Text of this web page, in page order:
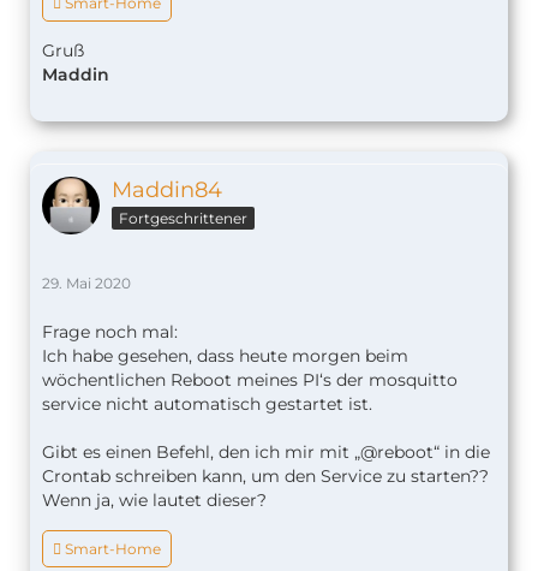
Gruß
Maddin
Maddin84
Fortgeschrittener
29. Mai 2020
Frage noch mal:
Ich habe gesehen, dass heute morgen beim
wöchentlichen Reboot meines PI‘s der mosquitto
service nicht automatisch gestartet ist.
Gibt es einen Befehl, den ich mir mit „@reboot“ in die
Crontab schreiben kann, um den Service zu starten??
Wenn ja, wie lautet dieser?
 Smart-Home